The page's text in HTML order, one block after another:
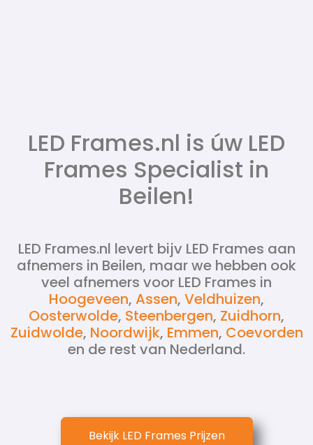
LED Frames.nl is úw LED
Frames Specialist in
Beilen!
LED Frames.nl levert bijv LED Frames aan
afnemers in Beilen, maar we hebben ook
veel afnemers voor LED Frames in
Hoogeveen, Assen, Veldhuizen,
Oosterwolde, Steenbergen, Zuidhorn,
Zuidwolde, Noordwijk, Emmen, Coevorden
en de rest van Nederland.
Bekijk LED Frames Prijzen